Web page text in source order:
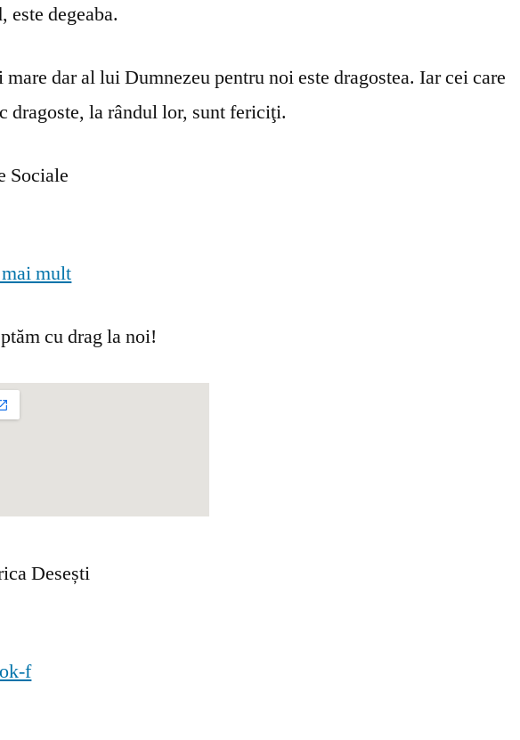
este degeaba.
mare dar al lui Dumnezeu pentru noi este dragostea. Iar cei care
dragoste, la rândul lor, sunt fericiţi.
Sociale
mult
cu drag la noi!
Desești
f